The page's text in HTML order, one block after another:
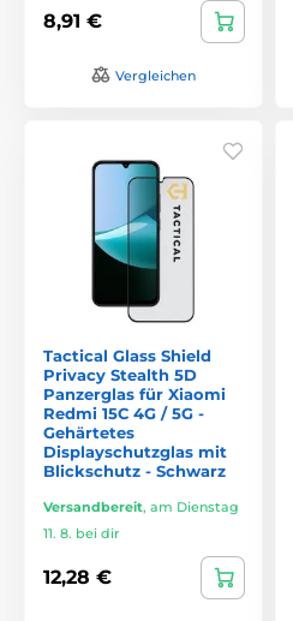
8,91 €
Vergleichen
Tactical Glass Shield
Privacy Stealth 5D
Panzerglas für Xiaomi
Redmi 15C 4G / 5G -
Gehärtetes
Displayschutzglas mit
Blickschutz - Schwarz
Versandbereit, am Dienstag
11. 8. bei dir
12,28 €